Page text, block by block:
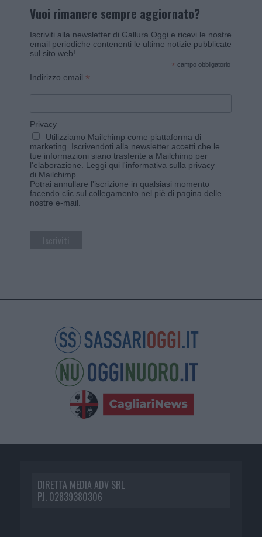
Vuoi rimanere sempre aggiornato?
Iscriviti alla newsletter di Gallura Oggi e ricevi le nostre
email periodiche contenenti le ultime notizie pubblicate
sul sito web!
* campo obbligatorio
Indirizzo email *
Privacy
Utilizziamo Mailchimp come piattaforma di
marketing. Iscrivendoti alla newsletter accetti che le
tue informazioni siano trasferite a Mailchimp per
l'elaborazione. Leggi qui l'informativa sulla privacy
di Mailchimp
Potrai annullare l'iscrizione in qualsiasi momento
facendo clic sul collegamento nel piè di pagina delle
nostre e-mail.
DIRETTA MEDIA ADV SRL
P.I. 02839380306